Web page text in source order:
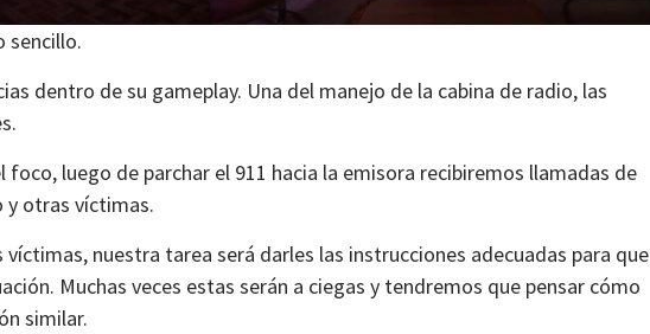
sencillo.
dentro de su gameplay. Una del manejo de la cabina de radio, las
foco, luego de parchar el 911 hacia la emisora recibiremos llamadas de
y otras víctimas.
víctimas, nuestra tarea será darles las instrucciones adecuadas para que
Muchas veces estas serán a ciegas y tendremos que pensar cómo
similar.